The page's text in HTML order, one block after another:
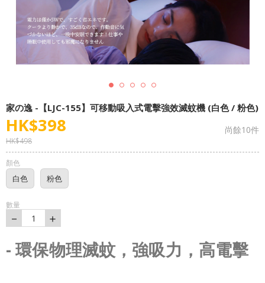
家の逸 -【LJC-155】可移動吸入式電擊強效滅蚊機 (白色 / 粉色)
HK$398 尚餘10件
HK$498
顏色
白色 粉色
數量
－ 1 ＋
- 環保物理滅蚊，強吸力，高電擊